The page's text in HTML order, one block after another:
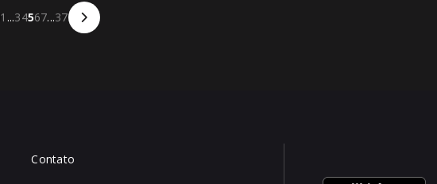
1 ...34567...37
Contato